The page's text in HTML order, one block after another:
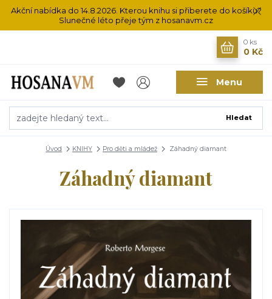
Akční nabídka do 14.8.2026. Kterou knihu si přiberete do košíku?
Slunečné léto přeje tým z hosanavm.cz
Menu
Hledat
0 ks
0 Kč
Úvod KNIHY Pro děti a mládež Záhadný diamant
Záhadný diamant